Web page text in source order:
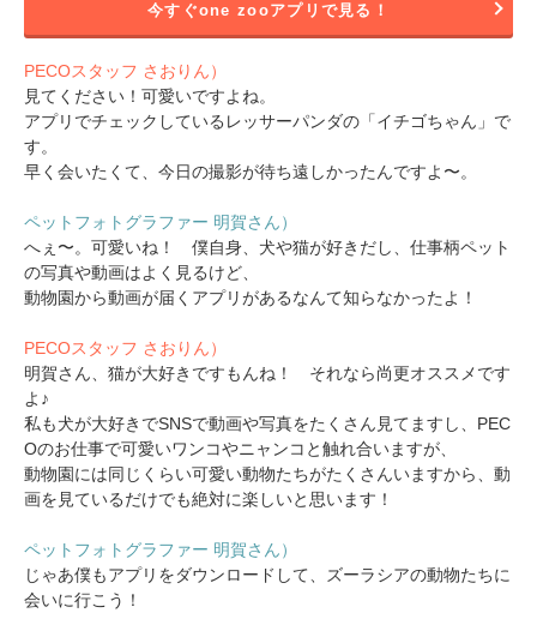
今すぐone zooアプリで見る！
PECOスタッフ さおりん）
見てください！可愛いですよね。
アプリでチェックしているレッサーパンダの「イチゴちゃん」で
す。
早く会いたくて、今日の撮影が待ち遠しかったんですよ〜。
ペットフォトグラファー 明賀さん）
へぇ〜。可愛いね！ 僕自身、犬や猫が好きだし、仕事柄ペット
の写真や動画はよく見るけど、
動物園から動画が届くアプリがあるなんて知らなかったよ！
PECOスタッフ さおりん）
明賀さん、猫が大好きですもんね！ それなら尚更オススメです
よ♪
私も犬が大好きでSNSで動画や写真をたくさん見てますし、PEC
Oのお仕事で可愛いワンコやニャンコと触れ合いますが、
動物園には同じくらい可愛い動物たちがたくさんいますから、動
画を見ているだけでも絶対に楽しいと思います！
ペットフォトグラファー 明賀さん）
じゃあ僕もアプリをダウンロードして、ズーラシアの動物たちに
会いに行こう！